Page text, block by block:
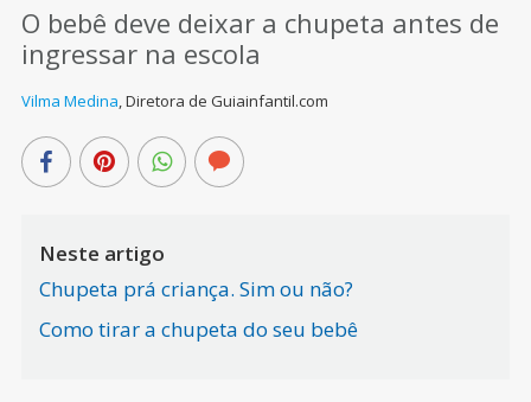
O bebê deve deixar a chupeta antes de
ingressar na escola
Vilma Medina,Diretora de Guiainfantil.com
Neste artigo
Chupeta prá criança. Sim ou não?
Como tirar a chupeta do seu bebê